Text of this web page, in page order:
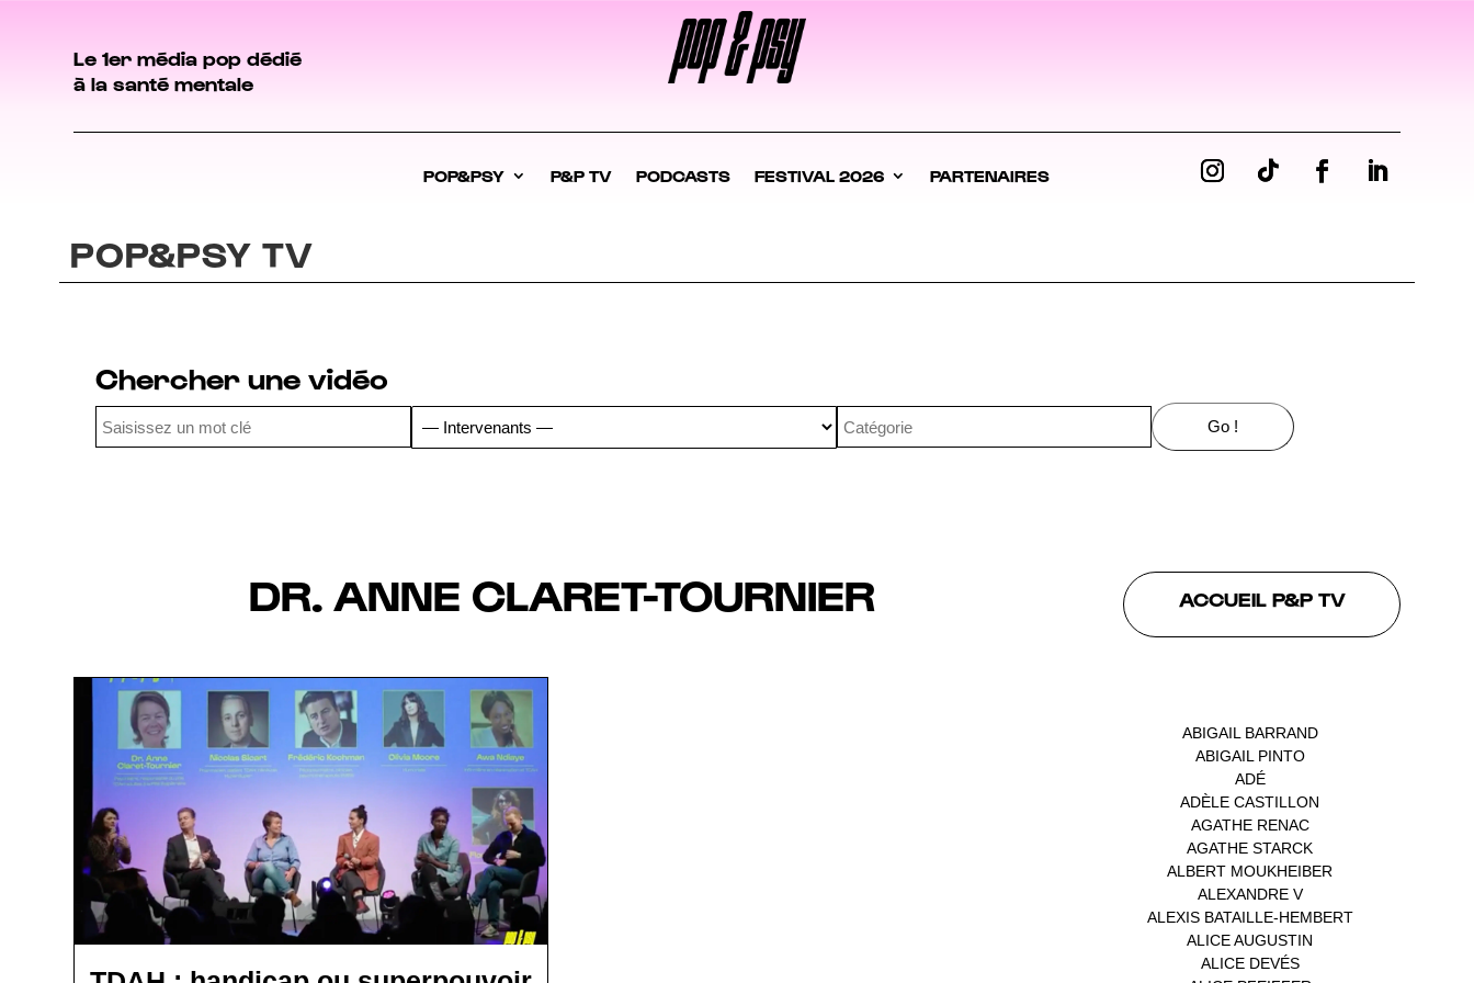
Le 1er média pop dédié
à la santé mentale
POP&PSY P&P TV PODCASTS FESTIVAL 2026 PARTENAIRES
POP&PSY TV
Chercher une vidéo
DR. ANNE CLARET-TOURNIER ACCUEIL P&P TV
ABIGAIL BARRAND(1)
ABIGAIL PINTO(1)
ADÉ(1)
ADÈLE CASTILLON
AGATHE RENAC(1)
AGATHE STARCK
ALBERT MOUKHEIBER
ALEXANDRE V(1)
ALEXIS BATAILLE-HEMBERT(1)
ALICE AUGUSTIN
ALICE DEVÉS(1)